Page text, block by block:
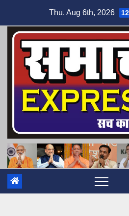
content
Thu. Aug 6th, 2026